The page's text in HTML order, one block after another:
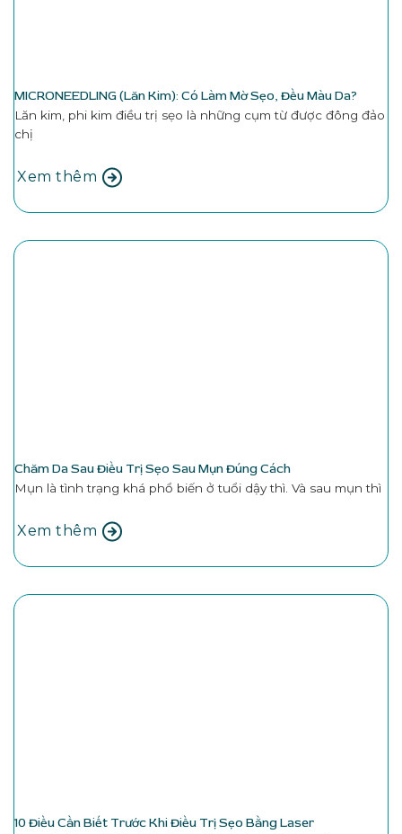
MICRONEEDLING (Lăn Kim): Có Làm Mờ Sẹo, Đều Màu Da?
Lăn kim, phi kim điều trị sẹo là những cụm từ được đông đảo
chị
Xem thêm
Chăm Da Sau Điều Trị Sẹo Sau Mụn Đúng Cách
Mụn là tình trạng khá phổ biến ở tuổi dậy thì. Và sau mụn thì
Xem thêm
10 Điều Cần Biết Trước Khi Điều Trị Sẹo Bằng Laser